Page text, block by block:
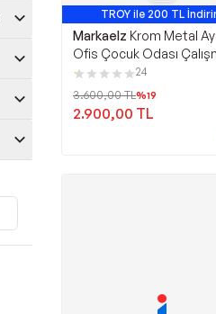
TROY ile 200 TL
Markaelz Krom Metal
Ofis Çocuk Odası
Sandalyesi
MONOKO
24
3.600,00TL%19
2.900,00 TL